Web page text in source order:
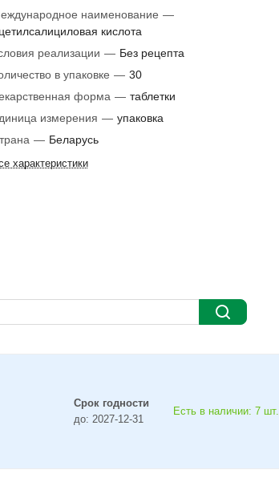
наименование —
кислота
реализации — Без рецепта
в упаковке — 30
форма — таблетки
измерения — упаковка
— Беларусь
характеристики
Срок годности
до: 2027-12-31
Есть в наличии: 7 шт.